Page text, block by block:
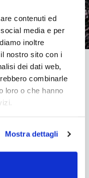
contenuti ed
media e per
inoltre
nostro sito con i
dei dati web,
combinarle
loro o che hanno
Mostra dettagli